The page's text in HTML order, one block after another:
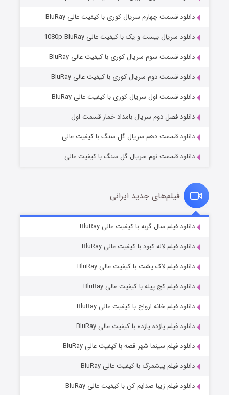
وستی ها
قسمت1 (زیرنویس) منتشر شد
قسمت6 (زیرنویس) منتشر شد
دانلود قسمت چهارم سریال کوری با کیفیت عالی BluRay
دانلود سریال بیست و یک با کیفیت عالی 1080p BluRay
دانلود قسمت سوم سریال کوری با کیفیت عالی BluRay
دانلود قسمت دوم سریال کوری با کیفیت عالی BluRay
دانلود قسمت اول سریال کوری با کیفیت عالی BluRay
دانلود فصل دوم سریال بامداد خمار قسمت اول
دانلود قسمت دهم سریال گل سنگ با کیفیت عالی
دانلود قسمت نهم سریال گل سنگ با کیفیت عالی
فیلم‌های جدید ایرانی
دانلود فیلم سال گربه با کیفیت عالی BluRay
دانلود فیلم لاله کبود با کیفیت عالی BluRay
دانلود فیلم لاک پشت با کیفیت عالی BluRay
دانلود فیلم کج‌ پیله با کیفیت عالی BluRay
دانلود فیلم خانه ارواح با کیفیت عالی BluRay
دانلود فیلم یازده یازده با کیفیت عالی BluRay
دانلود فیلم سینما شهر قصه با کیفیت عالی BluRay
دانلود فیلم پیشمرگ با کیفیت عالی BluRay
دانلود فیلم زیبا صدایم کن با کیفیت عالی BluRay